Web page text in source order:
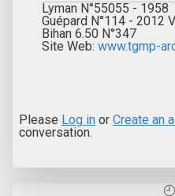
Lyman N°55055 - 1958
Guépard N°114 - 2012
Bihan 6.50 N°347
Site Web: www.tgmp-
Please Log in or Create an
conversation.